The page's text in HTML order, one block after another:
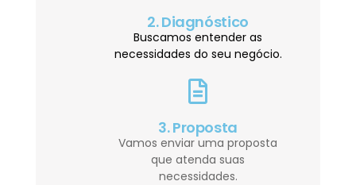
2. Diagnóstico
Buscamos entender as
necessidades do seu negócio.
3. Proposta
Vamos enviar uma proposta
que atenda suas
necessidades.